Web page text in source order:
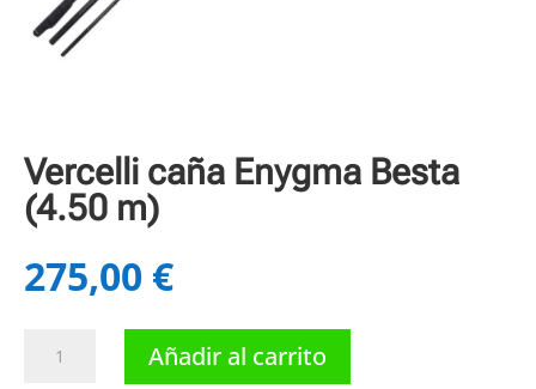
Vercelli caña Enygma Besta
(4.50 m)
275,00 €
caña
Añadir al carrito